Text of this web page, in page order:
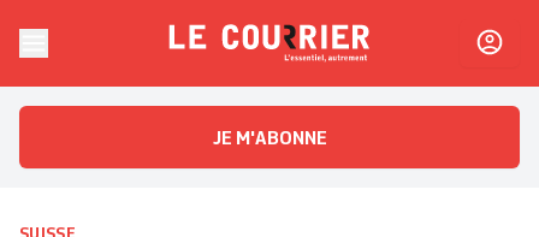
Le CourrierL'essentiel, autrement
JE M'ABONNE